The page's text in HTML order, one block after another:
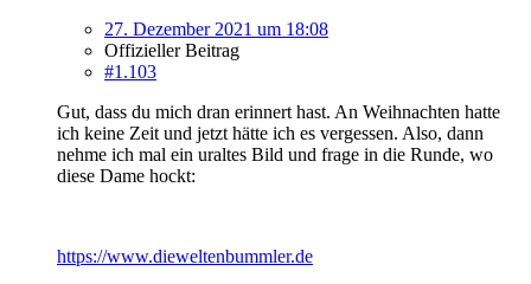
27. Dezember 2021 um 18:08
Offizieller Beitrag
#1.103
Gut, dass du mich dran erinnert hast. An Weihnachten hatte
ich keine Zeit und jetzt hätte ich es vergessen. Also, dann
nehme ich mal ein uraltes Bild und frage in die Runde, wo
diese Dame hockt:
https://www.dieweltenbummler.de